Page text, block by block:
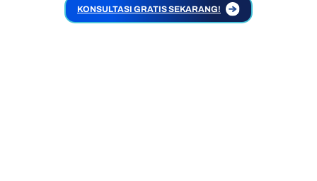
KONSULTASI GRATIS SEKARANG!